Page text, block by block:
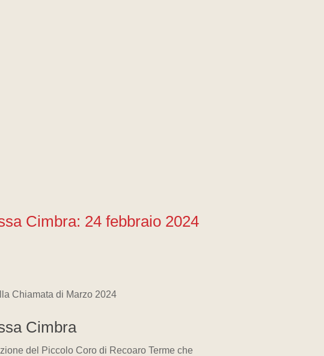
Cimbra: 24 febbraio 2024
Chiamata di Marzo 2024
Cimbra
del Piccolo Coro di Recoaro Terme che